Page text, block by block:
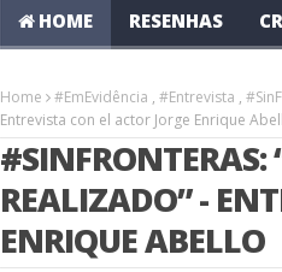
HOME RESENHAS
Home #EmEvidência , #Entrevista ,
Entrevista con el actor Jorge Enrique
REALIZADO” -
ENRIQUE ABELLO